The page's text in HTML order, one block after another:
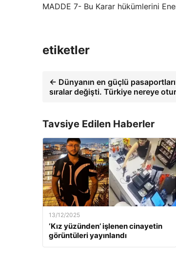
MADDE 7- Bu Karar hükümlerini
etiketler
← Dünyanın en güçlü
sıralar değişti. Türkiye nereye
Tavsiye Edilen Haberler
13/12/2025
‘Kız yüzünden’ işlenen cinayetin
görüntüleri yayınlandı